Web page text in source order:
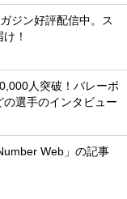
ジン好評配信中。ス
！
人突破！バレーボ
選手のインタビュー
Web」の記事